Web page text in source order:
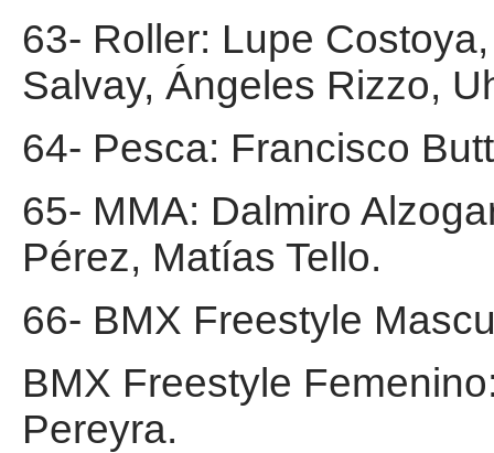
63- Roller: Lupe
Salvay, Ángeles Rizzo,
64- Pesca: Francisco
65- MMA: Dalmiro
Pérez, Matías Tello.
66- BMX Freestyle
BMX Freestyle
Pereyra.